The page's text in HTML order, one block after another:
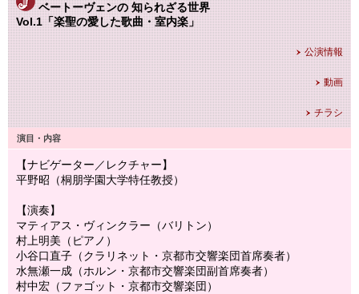
ベートーヴェンの 知られざる世界
Vol.1「楽聖の愛した歌曲・室内楽」
公演情報
動画
チラシ
演目・内容
【ナビゲーター／レクチャー】
平野昭（桐朋学園大学特任教授）
【演奏】
マティアス・ヴィンクラー（バリトン）
村上明美（ピアノ）
小谷口直子（クラリネット・京都市交響楽団首席奏者）
水無瀬一成（ホルン・京都市交響楽団副首席奏者）
村中宏（ファゴット・京都市交響楽団）